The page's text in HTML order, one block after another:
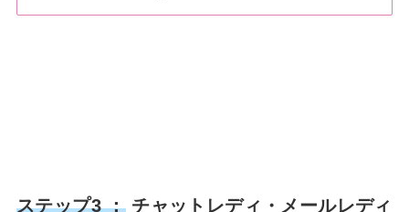
ステップ3 ：チャットレディ・メールレディ